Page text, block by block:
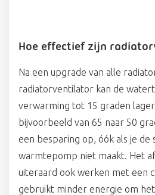
Hoe effectief zijn
Na een upgrade van alle
radiatorventilator kan de
verwarming tot 15 graden
bijvoorbeeld van 65 naar 50
een besparing op, óók als je de
warmtepomp niet maakt. Het
uiteraard ook werken met een
gebruikt minder energie om